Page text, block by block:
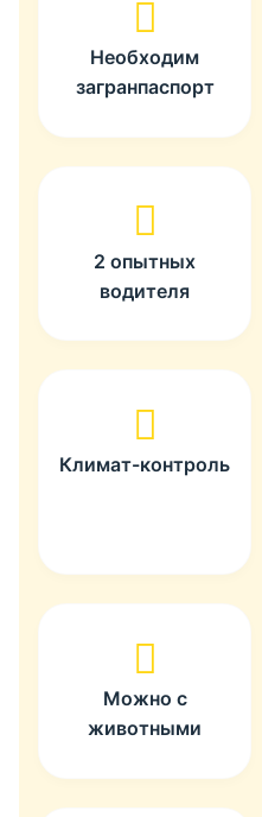
Необходим
загранпаспорт
2 опытных
водителя
Климат-контроль
Можно с
животными